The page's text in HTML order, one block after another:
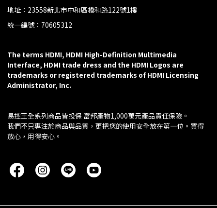
地址：23558新北市中和區橋和路122號1樓
統一編號：70605312
The terms HDMI, HDMI High-Definition Multimedia
Interface, HDMI trade dress and the HDMI Logos are
trademarks or registered trademarks of HDMI Licensing
Administrator, Inc.
易控王全系列商品皆投保 富邦產物1,000萬元產品責任保險。
我們不只專注於商品與品質，更把您的使用安全放在第一位。買得
放心，用得安心。